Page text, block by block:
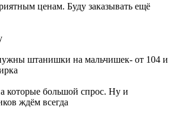
ценам. Буду заказывать ещё
штанишки на мальчишек- от 104 и
которые большой спрос. Ну и
ждём всегда